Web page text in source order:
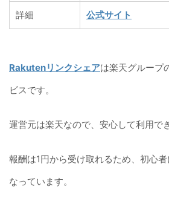
詳細 公式サイト
Rakutenリンクシェアは楽天グループ
ビスです。
運営元は楽天なので、安心して利用で
報酬は1円から受け取れるため、初心
なっています。